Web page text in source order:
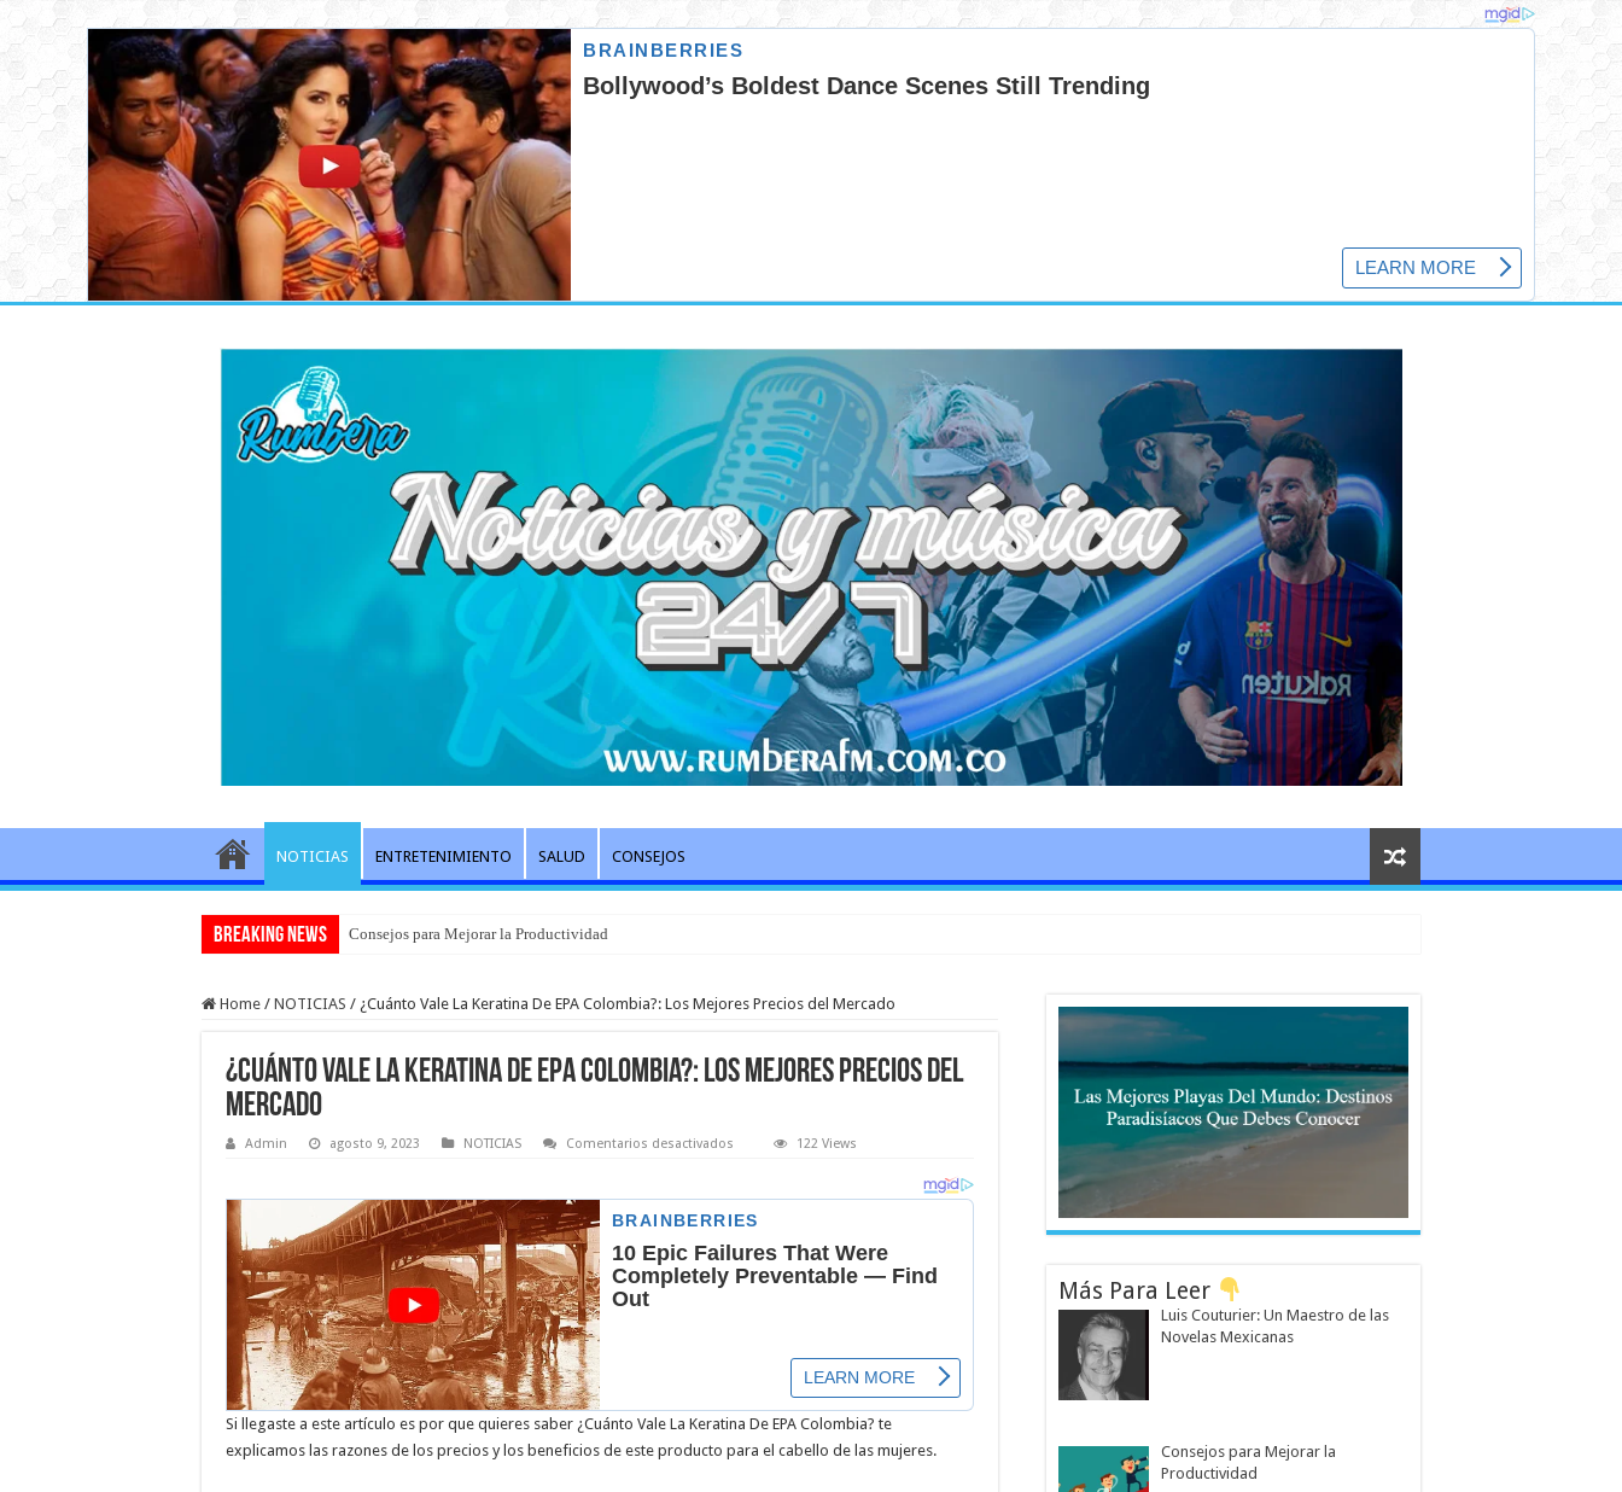
NOTICIAS ENTRETENIMIENTO SALUD CONSEJOS
Breaking News Consejos para Mejorar la Productividad
Home / NOTICIAS / ¿Cuánto Vale La Keratina De EPA Colombia?: Los Mejores Precios del Mercado
¿Cuánto Vale La Keratina De EPA Colombia?: Los Mejores Precios del
Mercado
Admin agosto 9, 2023 NOTICIAS Comentarios desactivados
Keratina
De
Colombia?:
Los
Mejores
122 Views
Si llegaste a este artículo es por que quieres saber ¿Cuánto Vale La Keratina De EPA Colombia? te
explicamos las razones de los precios y los beneficios de este producto para el cabello de las mujeres.
Más Para Leer
Luis Couturier: Un Maestro de las
Novelas Mexicanas
Consejos para Mejorar la
Productividad